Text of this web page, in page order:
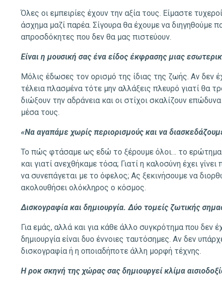
Όλες οι εμπειρίες έχουν την αξία τους. Είμαστε
άσχημα μαζί παρέα. Σίγουρα θα έχουμε να διηγηθούμε
απροσδόκητες που δεν θα μας πιστεύουν.
Είναι η μουσική σας ένα είδος έκφρασης μιας
Μόλις έδωσες τον ορισμό της ίδιας της ζωής. Αν δεν
τέλεια πλασμένα τότε μην αλλάξεις πλευρό γιατί θα
διώξουν την αδράνεια και οι στίχοι σκαλίζουν
μέσα τους.
«Να αγαπάμε χωρίς περιορισμούς και να
Το πώς φτάσαμε ως εδώ το ξέρουμε όλοι… το
και γιατί ανεχθήκαμε τόσα; Γιατί η καλοσύνη έχει
να συνεπάγεται με το όφελος; Ας ξεκινήσουμε να
ακολουθήσει ολόκληρος ο κόσμος.
Δισκογραφία και δημιουργία. Δύο τομείς ζωτικής
Για εμάς, αλλά και για κάθε άλλο συγκρότημα που δεν
δημιουργία είναι δυο έννοιες ταυτόσημες. Αν δεν
δισκογραφία ή η οποιαδήποτε άλλη μορφή τέχνης.
Η ροκ σκηνή της χώρας σας δημιουργεί κλίμα